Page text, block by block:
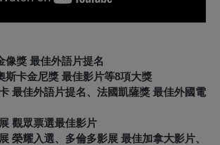
獎 最佳外語片提名
卡金尼獎 最佳影片等8項大獎
最佳外語片提名、法國凱薩獎 最佳外國電
觀眾票選最佳影片
榮耀入選、多倫多影展 最佳加拿大影片、